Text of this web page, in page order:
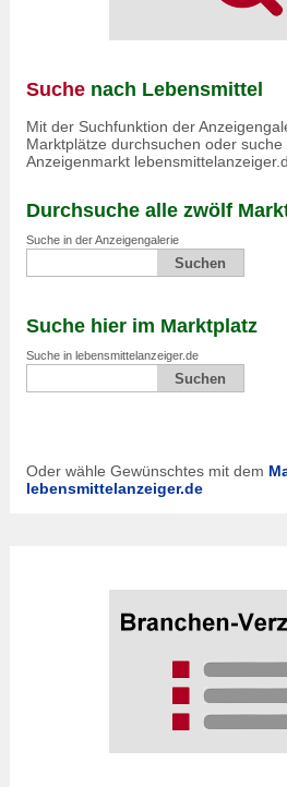
Suche nach Lebensmittel
Mit der Suchfunktion der
Marktplätze durchsuchen oder suche
Anzeigenmarkt
Durchsuche alle zwölf
Suche in der Anzeigengalerie
Suche hier im Marktplatz
Suche in lebensmittelanzeiger.de
Oder wähle Gewünschtes mit dem
lebensmittelanzeiger.de